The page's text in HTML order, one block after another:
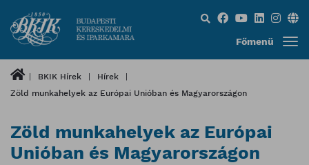
Keresés...
Főmenü
BKIK Hírek
Hírek
Zöld munkahelyek az Európai Unióban és Magyarországon
Zöld munkahelyek az Európai
Unióban és Magyarországon